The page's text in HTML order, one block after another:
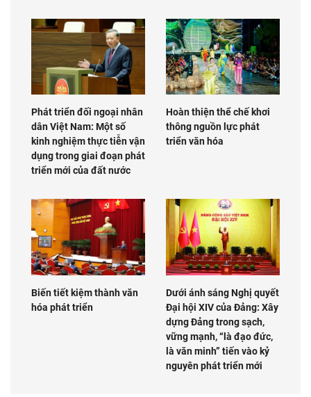
Phát triển đối ngoại nhân
dân Việt Nam: Một số
kinh nghiệm thực tiễn vận
dụng trong giai đoạn phát
triển mới của đất nước
Hoàn thiện thể chế khơi
thông nguồn lực phát
triển văn hóa
Biến tiết kiệm thành văn
hóa phát triển
Dưới ánh sáng Nghị quyết
Đại hội XIV của Đảng: Xây
dựng Đảng trong sạch,
vững mạnh, “là đạo đức,
là văn minh” tiến vào kỷ
nguyên phát triển mới